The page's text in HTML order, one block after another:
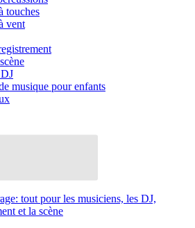
touches
vent
musique pour enfants
tout pour les musiciens, les DJ,
et la scène